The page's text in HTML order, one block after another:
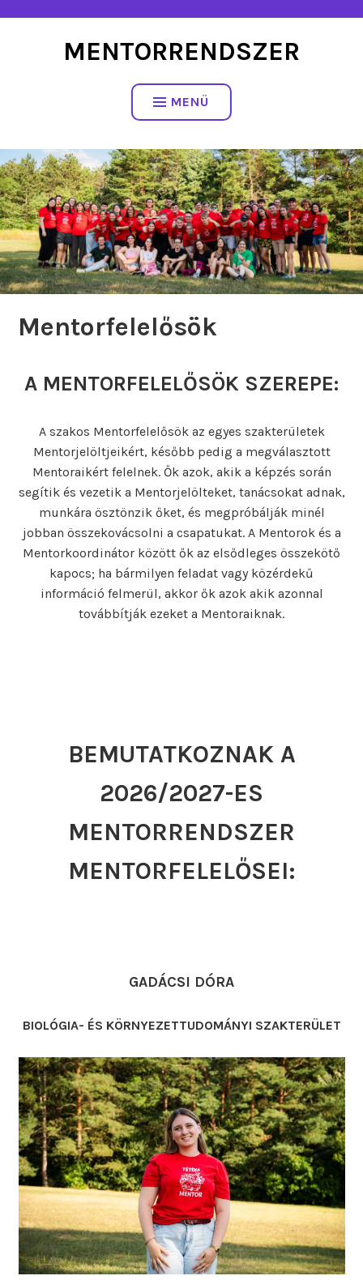
MENTORRENDSZER
MENÜ
Mentorfelelősök
A MENTORFELELŐSÖK SZEREPE:
A szakos Mentorfelelősök az egyes szakterületek
Mentorjelöltjeikért, később pedig a megválasztott
Mentoraikért felelnek. Ők azok, akik a képzés során
segítik és vezetik a Mentorjelölteket, tanácsokat adnak,
munkára ösztönzik őket, és megpróbálják minél
jobban összekovácsolni a csapatukat. A Mentorok és a
Mentorkoordinátor között ők az elsődleges összekötő
kapocs; ha bármilyen feladat vagy közérdekű
információ felmerül, akkor ők azok akik azonnal
továbbítják ezeket a Mentoraiknak.
BEMUTATKOZNAK A
2026/2027-ES
MENTORRENDSZER
MENTORFELELŐSEI:
GADÁCSI DÓRA
BIOLÓGIA- ÉS KÖRNYEZETTUDOMÁNYI SZAKTERÜLET